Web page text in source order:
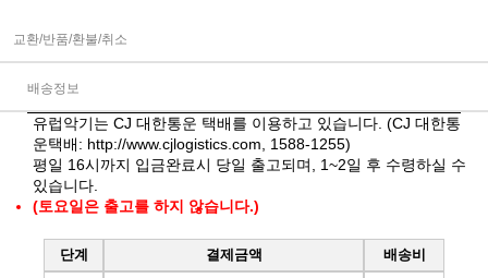
교환/반품/환불/취소
배송정보
유럽악기는 CJ 대한통운 택배를 이용하고 있습니다. (CJ 대한통
운택배: http://www.cjlogistics.com, 1588-1255)
평일 16시까지 입금완료시 당일 출고되며, 1~2일 후 수령하실 수
있습니다.
(토요일은 출고를 하지 않습니다.)
단계 결제금액
배송비